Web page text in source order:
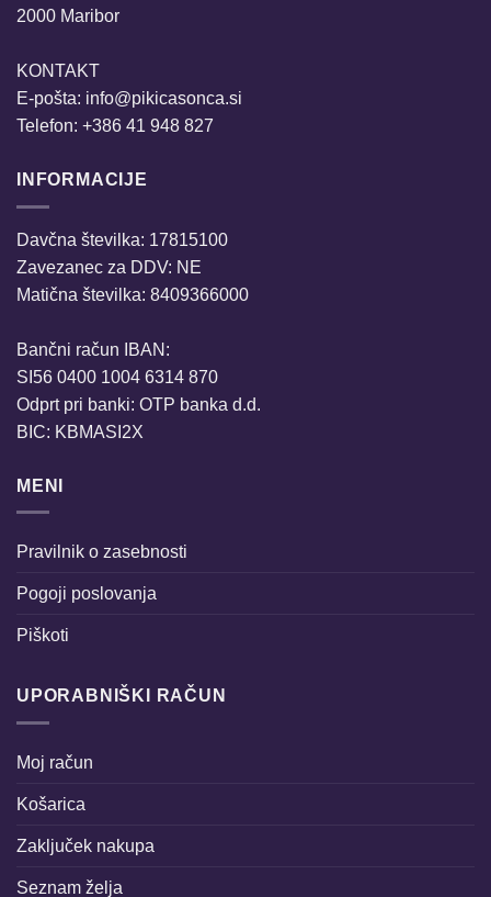
2000 Maribor
KONTAKT
E-pošta: info@pikicasonca.si
Telefon: +386 41 948 827
INFORMACIJE
Davčna številka: 17815100
Zavezanec za DDV: NE
Matična številka: 8409366000
Bančni račun IBAN:
SI56 0400 1004 6314 870
Odprt pri banki: OTP banka d.d.
BIC: KBMASI2X
MENI
Pravilnik o zasebnosti
Pogoji poslovanja
Piškoti
UPORABNIŠKI RAČUN
Moj račun
Košarica
Zaključek nakupa
Seznam želja